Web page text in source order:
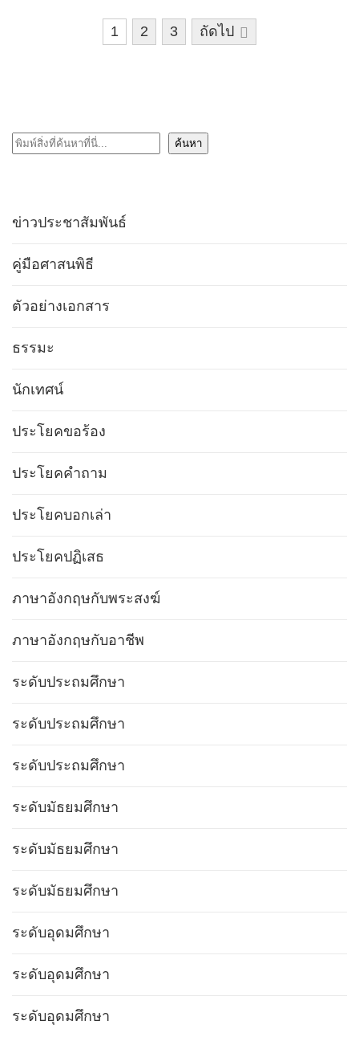
1 2 3 ถัดไป
ค้นหา ค้นหา
ข่าวประชาสัมพันธ์
คู่มือศาสนพิธี
ตัวอย่างเอกสาร
ธรรมะ
นักเทศน์
ประโยคขอร้อง
ประโยคคำถาม
ประโยคบอกเล่า
ประโยคปฏิเสธ
ภาษาอังกฤษกับพระสงฆ์
ภาษาอังกฤษกับอาชีพ
ระดับประถมศึกษา
ระดับประถมศึกษา
ระดับประถมศึกษา
ระดับมัธยมศึกษา
ระดับมัธยมศึกษา
ระดับมัธยมศึกษา
ระดับอุดมศึกษา
ระดับอุดมศึกษา
ระดับอุดมศึกษา